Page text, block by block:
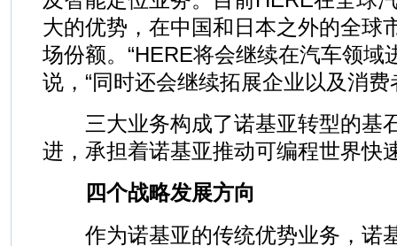
大的优势，在中国和日本之外的全球
场份额。“HERE将会继续在汽车领域
说，“同时还会继续拓展企业以及消费
三大业务构成了诺基亚转型的基
进，承担着诺基亚推动可编程世界快
四个战略发展方向
作为诺基亚的传统优势业务，诺